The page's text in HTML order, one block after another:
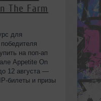
The Farm
для
на поп‑ап
Appetite On
12 августа —
и призы